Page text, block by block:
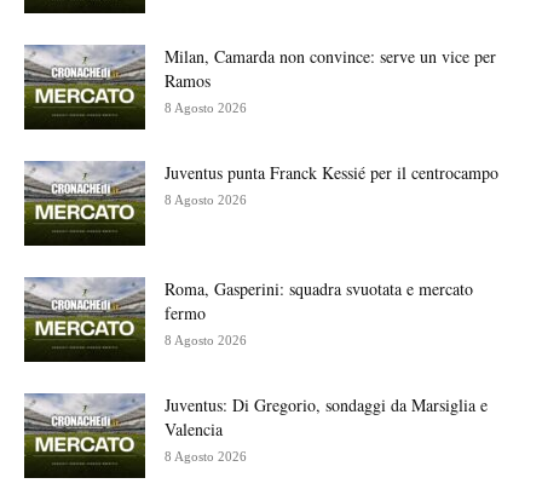
Milan, Camarda non convince: serve un vice per
Ramos
8 Agosto 2026
Juventus punta Franck Kessié per il centrocampo
8 Agosto 2026
Roma, Gasperini: squadra svuotata e mercato
fermo
8 Agosto 2026
Juventus: Di Gregorio, sondaggi da Marsiglia e
Valencia
8 Agosto 2026